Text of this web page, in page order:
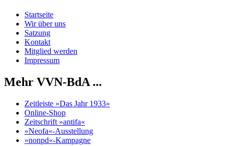
Startseite
Wir über uns
Satzung
Kontakt
Mitglied werden
Impressum
Mehr VVN-BdA ...
Zeitleiste »Das Jahr 1933«
Online-Shop
Zeitschrift »antifa«
»Neofa«-Ausstellung
»nonpd«-Kampagne